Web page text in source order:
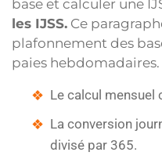
base et calculer une
les IJSS. Ce
plafonnement des
paies hebdomadaires.
Le calcul mensuel
La conversion
divisé par 365.